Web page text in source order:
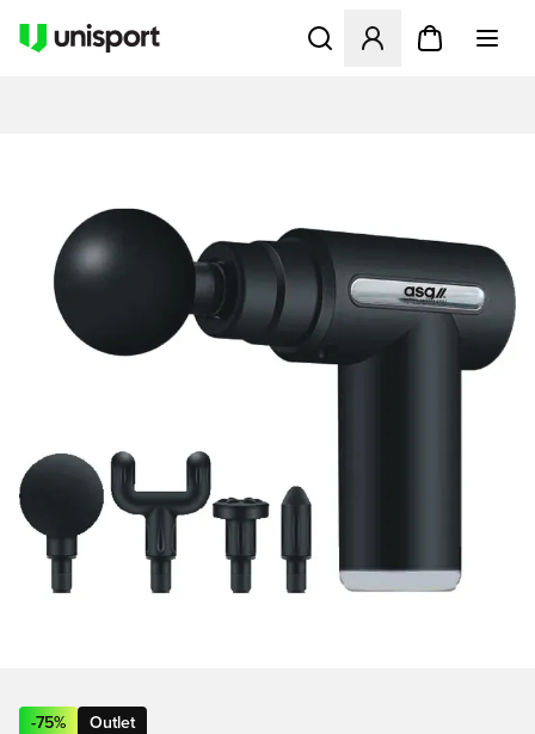
Apre una finestra modale
-75% Outlet